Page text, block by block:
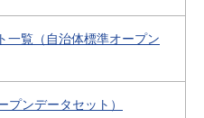
一覧（自治体標準オープン
プンデータセット）